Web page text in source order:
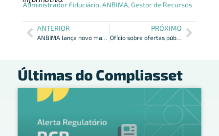
Administrador Fiduciário,ANBIMA, Gestor de Recursos
ANTERIOR
ANBIMA lança novo manual de contingência em cibersegurança
PRÓXIMO
Ofício sobre ofertas públicas de distribuição de valores mobiliários com benefícios fiscais
Últimas do Compliasset